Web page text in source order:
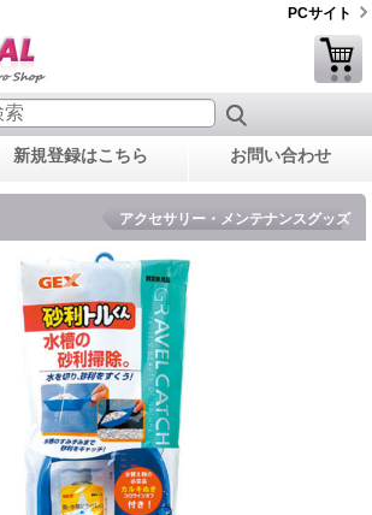
PCサイト
新規登録はこちら お問い合わせ
アクセサリー・メンテナンスグッズ